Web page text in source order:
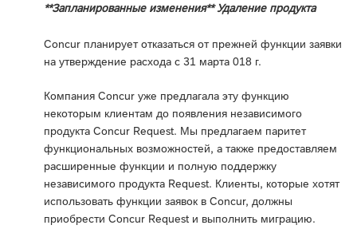
**Запланированные изменения** Удаление продукта
Concur планирует отказаться от прежней функции заявки
на утверждение расхода с 31 марта 018 г.
Компания Concur уже предлагала эту функцию
некоторым клиентам до появления независимого
продукта Concur Request. Мы предлагаем паритет
функциональных возможностей, а также предоставляем
расширенные функции и полную поддержку
независимого продукта Request. Клиенты, которые хотят
использовать функции заявок в Concur, должны
приобрести Concur Request и выполнить миграцию.